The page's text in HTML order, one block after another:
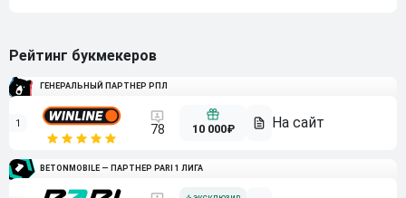
Рейтинг букмекеров
ГЕНЕРАЛЬНЫЙ ПАРТНЕР РПЛ
1 78 10 000₽
BETONMOBILE — ПАРТНЕР PARI 1 ЛИГА